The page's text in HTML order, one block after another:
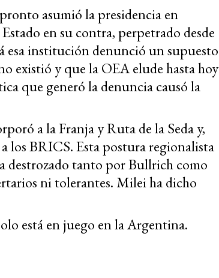
asumió la presidencia en
en su contra, perpetrado desde
esa institución denunció un supuesto
existió y que la OEA elude hasta hoy
que generó la denuncia causó la
a la Franja y Ruta de la Seda y,
los BRICS. Esta postura regionalista
destrozado tanto por Bullrich como
ni tolerantes. Milei ha dicho
está en juego en la Argentina.